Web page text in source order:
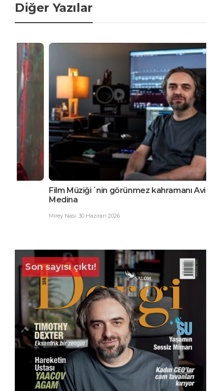
Diğer Yazılar
Film Müziği´nin görünmez kahramanı Avi
30 Haziran 2026
Son sayısı çıktı!